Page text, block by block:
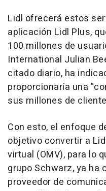
Lidl ofrecerá estos
aplicación Lidl Plus,
100 millones de
International Julian
citado diario, ha
proporcionaría una
sus millones de
Con esto, el enfoque
objetivo convertir a
virtual (OMV), para lo
grupo Schwarz, ya ha
proveedor de